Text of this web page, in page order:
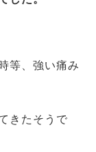
等、強い痛み
きたそうで